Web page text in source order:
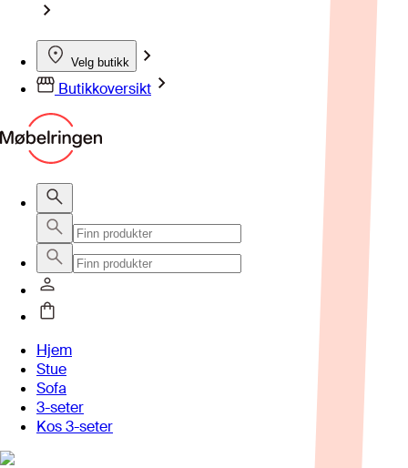
Velg butikk
Butikkoversikt
Hjem
Stue
Sofa
3-seter
Kos 3-seter